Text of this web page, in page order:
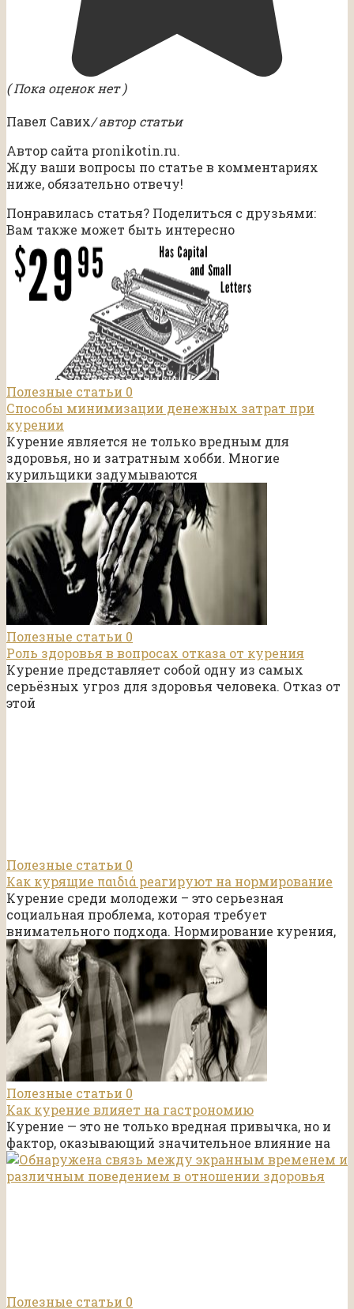
( Пока оценок нет )
Павел Савих/ автор статьи
Автор сайта pronikotin.ru.
Жду ваши вопросы по статье в комментариях
ниже, обязательно отвечу!
Понравилась статья? Поделиться с друзьями:
Вам также может быть интересно
Полезные статьи 0
Способы минимизации денежных затрат при
курении
Курение является не только вредным для
здоровья, но и затратным хобби. Многие
курильщики задумываются
Полезные статьи 0
Роль здоровья в вопросах отказа от курения
Курение представляет собой одну из самых
серьёзных угроз для здоровья человека. Отказ от
этой
Полезные статьи 0
Как курящие παιδιά реагируют на нормирование
Курение среди молодежи – это серьезная
социальная проблема, которая требует
внимательного подхода. Нормирование курения,
Полезные статьи 0
Как курение влияет на гастрономию
Курение — это не только вредная привычка, но и
фактор, оказывающий значительное влияние на
Полезные статьи 0